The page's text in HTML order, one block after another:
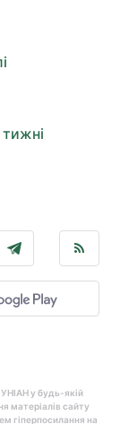
у будь-якій
матеріалів сайту
гіперпосилання на